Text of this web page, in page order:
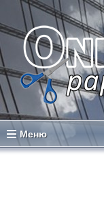
Меню